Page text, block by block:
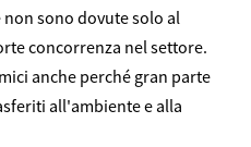
non sono dovute solo al
concorrenza nel settore.
anche perché gran parte
all'ambiente e alla